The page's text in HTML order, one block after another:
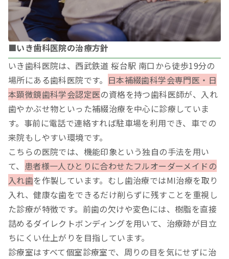
■いき歯科医院の治療方針
いき歯科医院は、西武鉄道 桜台駅 南口から徒歩19分の
場所にある歯科医院です。 日本補綴歯科学会専門医・日
本顕微鏡歯科学会認定医の資格を持つ歯科医師が、入れ
歯やかぶせ物といった補綴治療を中心に診療していま
す。事前に電話で連絡すれば駐車場を利用でき、車での
来院もしやすい環境です。
こちらの医院では、機能印象という独自の手法を用い
て、 患者様一人ひとりに合わせたフルオーダーメイドの
入れ歯を作製しています。むし歯治療ではMI治療を取り
入れ、健康な歯をできるだけ削らずに残すことを重視し
た診療が特徴です。前歯の欠けや変色には、樹脂を直接
詰めるダイレクトボンディングを用いて、治療跡が目立
ちにくい仕上がりを目指しています。
診療室はすべて個室診療室で、周りの目を気にせずに治